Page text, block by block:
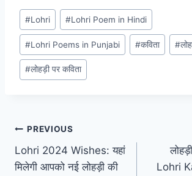
Post
Tags:
#Lohri #Lohri Poem in Hindi
#Lohri Poems in Punjabi #कविता #
#लोहड़ी पर कविता
Post
navigation
PREVIOUS
Lohri 2024 Wishes: यहां
मिलेगी आपको नई लोहड़ी की
Lohri